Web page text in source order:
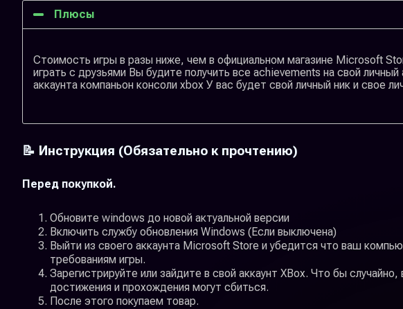
Плюсы
Стоимость игры в разы ниже, чем в официальном магазине Microsoft
играть с друзьями Вы будите получить все achievements на свой
аккаунта компаньон консоли xbox У вас будет свой личный ник и свое
📝 Инструкция (Обязательно к прочтению)
Перед покупкой.
Обновите windows до новой актуальной версии
Включить службу обновления Windows (Если выключена)
Выйти из своего аккаунта Microsoft Store и убедится что ваш
требованиям игры.
Зарегистрируйте или зайдите в свой аккаунт XBox. Что бы
достижения и прохождения могут сбиться.
После этого покупаем товар.